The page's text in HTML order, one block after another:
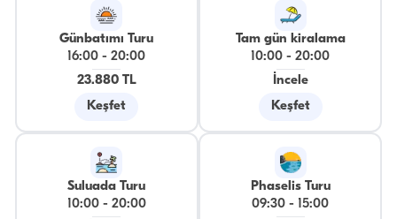
Günbatımı Turu
16:00 -20:00
23.880 TL
Keşfet
Tam gün kiralama
10:00 -20:00
İncele
Keşfet
Suluada Turu
10:00- 20:00
Phaselis Turu
09:30 -
15:00